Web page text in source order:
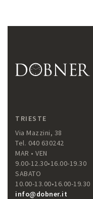
TRIESTE
Via Mazzini, 38
Tel. 040 630242
MAR • VEN
9.00-12.30•16.00-19.30
SABATO
10.00-13.00•16.00-19.30
info@dobner.it